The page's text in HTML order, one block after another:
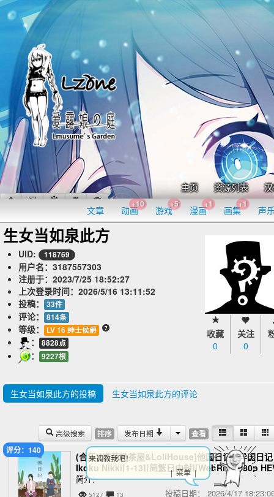
主页 资源列表
文章 动画
+10
游戏
+5
漫画
+1
画集
+1
声
收藏
0
关注
0
生女当如泉此方
UID: 118769
用户名：3187557303
注册于： 2023/7/25 18:52:27
上次登录时间： 2026/5/16 13:11:52
投稿：
33件
评论： 814条
等级： LV 16 绅士侯爵
： 8828点
： 9227根
生女当如泉此方的投稿 生女当如泉此方的评论
高级搜索 排序 发布日期 查看
评分：140
(合集)[喵萌奶茶屋&LoliHouse]他国日记 / 异国日
Ikoku Nikki[1-13][简繁日内封][WebRip 1080p
C-10bit AAC][MKV][3.17GB]
简介：
5127 13 投稿日期： 2026/4/17
来调教我吧！
| 菜单 |